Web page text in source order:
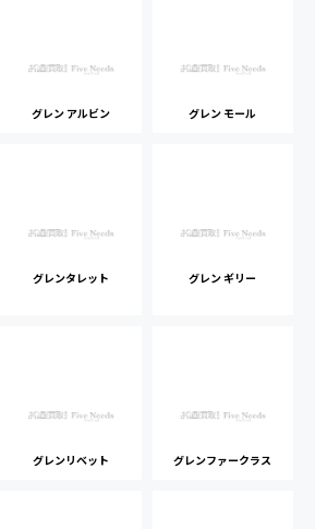
グレン アルビン グレン モール
グレンタレット グレン ギリー
グレンリベット グレンファークラス